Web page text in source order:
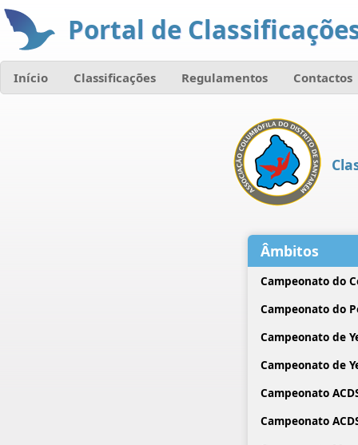
Portal de
Início Classificações Regulamentos Contactos
Âmbitos
Campeonato do
Campeonato do
Campeonato de
Campeonato de
Campeonato
Campeonato